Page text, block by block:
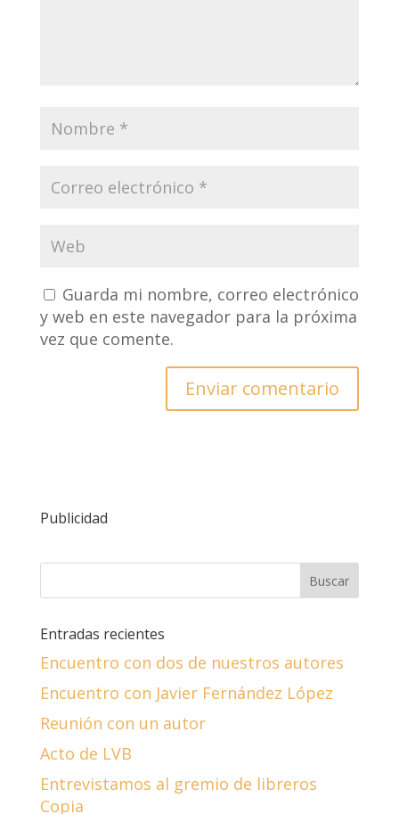
Guarda mi nombre, correo electrónico
y web en este navegador para la próxima
vez que comente.
Publicidad
Entradas recientes
Encuentro con dos de nuestros autores
Encuentro con Javier Fernández López
Reunión con un autor
Acto de LVB
Entrevistamos al gremio de libreros
Copia